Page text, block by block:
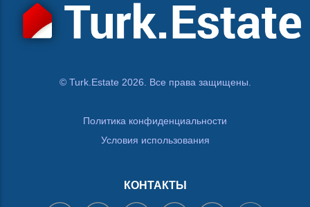
© Turk.Estate 2026. Все права защищены.
Политика конфиденциальности
Условия использования
КОНТАКТЫ